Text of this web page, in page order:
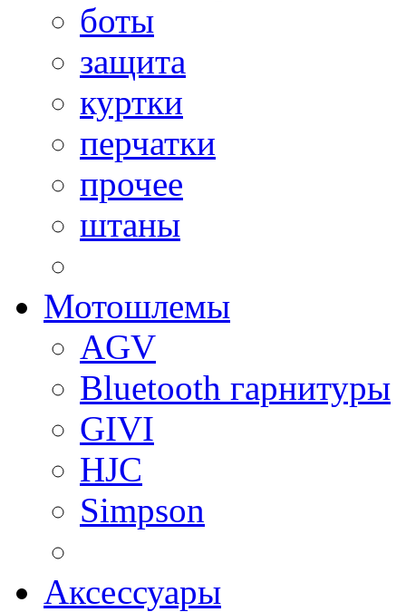
боты
защита
куртки
перчатки
прочее
штаны
Мотошлемы
AGV
Bluetooth гарнитуры
GIVI
HJC
Simpson
Аксессуары